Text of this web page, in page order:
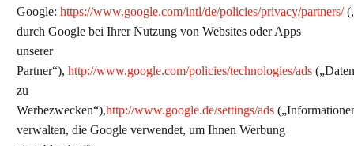
Google: https://www.google.com/intl/de/policies/privacy/partners/
durch Google bei Ihrer Nutzung von Websites oder Apps
unserer
Partner“), http://www.google.com/policies/technologies/ads
zu
Werbezwecken“),http://www.google.de/settings/ads
verwalten, die Google verwendet, um Ihnen Werbung